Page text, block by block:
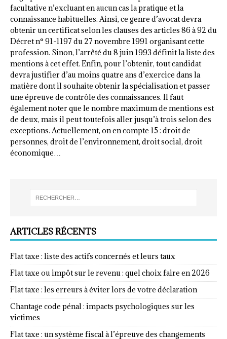
facultative n’excluant en aucun cas la pratique et la
connaissance habituelles. Ainsi, ce genre d’avocat devra
obtenir un certificat selon les clauses des articles 86 à 92 du
Décret n° 91-1197 du 27 novembre 1991 organisant cette
profession. Sinon, l’arrêté du 8 juin 1993 définit la liste des
mentions à cet effet. Enfin, pour l’obtenir, tout candidat
devra justifier d’au moins quatre ans d’exercice dans la
matière dont il souhaite obtenir la spécialisation et passer
une épreuve de contrôle des connaissances. Il faut
également noter que le nombre maximum de mentions est
de deux, mais il peut toutefois aller jusqu’à trois selon des
exceptions. Actuellement, on en compte 15 : droit de
personnes, droit de l’environnement, droit social, droit
économique…
ARTICLES RÉCENTS
Flat taxe : liste des actifs concernés et leurs taux
Flat taxe ou impôt sur le revenu : quel choix faire en 2026
Flat taxe : les erreurs à éviter lors de votre déclaration
Chantage code pénal : impacts psychologiques sur les
victimes
Flat taxe : un système fiscal à l’épreuve des changements